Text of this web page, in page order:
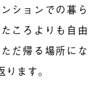
ションでの暮ら
ころよりも自由
だ帰る場所にな
ます。